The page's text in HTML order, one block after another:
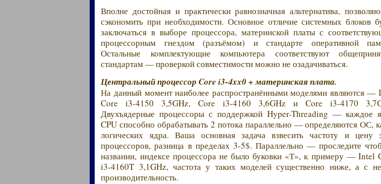
Вполне достойная и практически равнозначная альтернатива,
сэкономить при необходимости. Основное отличие системных блоков
заключаться в выборе процессора, материнской платы с
процессорным гнездом (разъёмом) и стандарте оперативной
Остальные комплектующие компьютера соответствуют
стандартам — проверкой совместимости можно не озадачиваться.
Центральный процессор Core i3-4xx0 + материнская плата.
На данный момент наиболее распространёнными моделями являются —
Core i3-4150 3,5GHz, Core i3-4160 3,6GHz и Core i3-4170
Двухъядерные процессоры с поддержкой Hyper-Threading — каждое
CPU способно обрабатывать 2 потока параллельно — определяются ОС,
логических ядра. Ваша основная задача взвесить частоту и цену
процессоров, разница в пределах 3-5$. Параллельно — проследите
названии, индексе процессора не было буковки «Т», к примеру — Intel
i3-4160T 3,1GHz, частота у таких моделей существенно ниже, а с
производительность.